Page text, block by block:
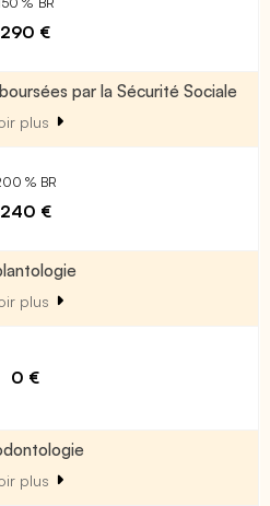
290 €
par la Sécurité Sociale
plus
% BR
240 €
plus
0 €
plus